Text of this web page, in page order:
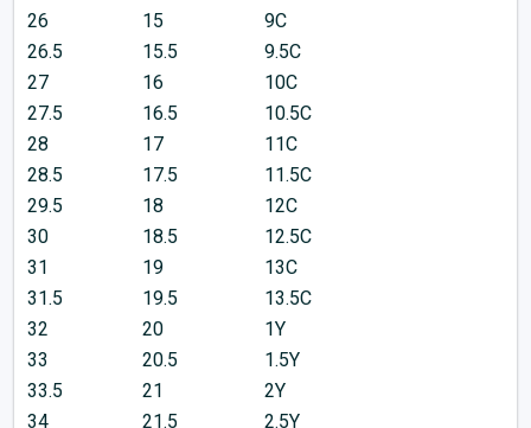
26
15
9C
26.5
15.5
9.5C
27
16
10C
27.5
16.5
10.5C
28
17
11C
28.5
17.5
11.5C
29.5
18
12C
30
18.5
12.5C
31
19
13C
31.5
19.5
13.5C
32
20
1Y
33
20.5
1.5Y
33.5
21
2Y
34
21.5
2.5Y